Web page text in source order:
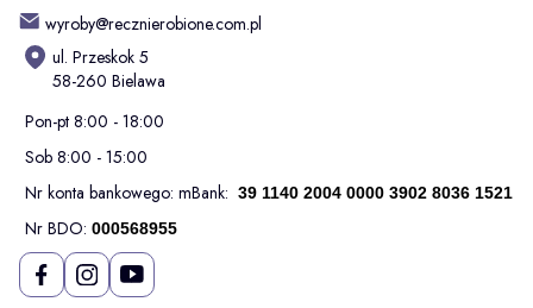
wyroby@recznierobione.com.pl
ul. Przeskok 5
58-260 Bielawa
Pon-pt 8:00 - 18:00
Sob 8:00 - 15:00
Nr konta bankowego: mBank: 39 1140 2004 0000 3902 8036 1521
Nr BDO: 000568955